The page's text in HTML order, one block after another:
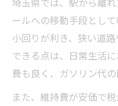
ールへの移動手段とし
小回りが利き、狭い道
できる点は、日常生活
費も良く、ガソリン代の
また、維持費が安価で